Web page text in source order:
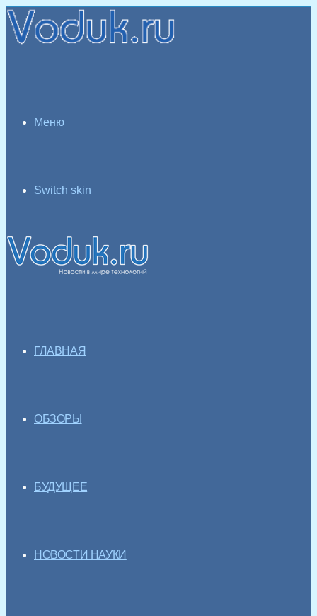
Меню
Switch skin
ГЛАВНАЯ
ОБЗОРЫ
БУДУЩЕЕ
НОВОСТИ НАУКИ